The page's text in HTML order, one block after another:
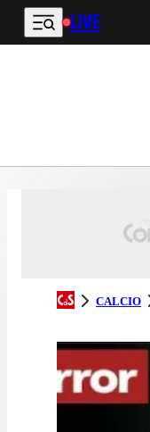
Vai al contenuto principale
LIVE
CALCIO